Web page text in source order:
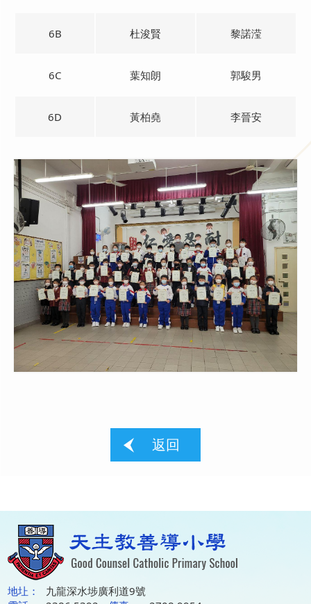
6B 杜浚賢 黎諾滢
6C 葉知朗 郭駿男
6D 黃柏堯 李晉安
返回
地圵：
九龍深水埗廣利道9號